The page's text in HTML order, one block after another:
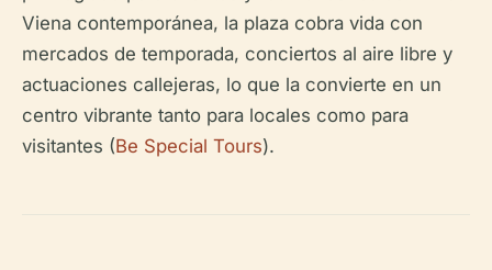
Viena contemporánea, la plaza cobra vida con
mercados de temporada, conciertos al aire libre y
actuaciones callejeras, lo que la convierte en un
centro vibrante tanto para locales como para
visitantes (Be Special Tours).